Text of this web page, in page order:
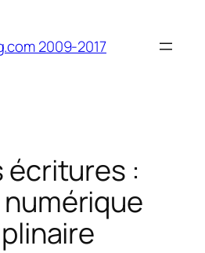
2009-2017
écritures :